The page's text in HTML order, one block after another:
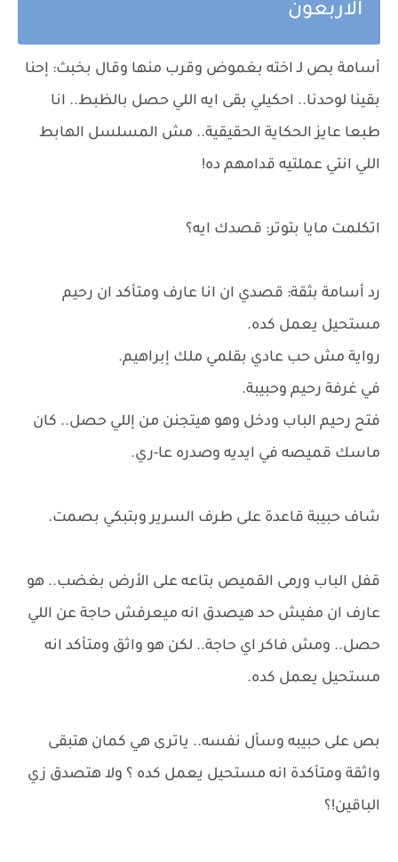
الاربعون
أسامة بص لـ اخته بغموض وقرب منها وقال بخبث: إحنا
بقينا لوحدنا.. احكيلي بقى ايه اللي حصل بالظبط.. انا
طبعا عايز الحكاية الحقيقية.. مش المسلسل الهابط
اللي انتي عملتيه قدامهم ده!
اتكلمت مايا بتوتر: قصدك ايه؟
رد أسامة بثقة: قصدي ان انا عارف ومتأكد ان رحيم
مستحيل يعمل كده.
رواية مش حب عادي بقلمي ملك إبراهيم.
في غرفة رحيم وحبيبة.
فتح رحيم الباب ودخل وهو هيتجنن من إللي حصل.. كان
ماسك قميصه في ايديه وصدره عا-ري.
شاف حبيبة قاعدة على طرف السرير وبتبكي بصمت.
قفل الباب ورمى القميص بتاعه على الأرض بغضب.. هو
عارف ان مفيش حد هيصدق انه ميعرفش حاجة عن اللي
حصل.. ومش فاكر اي حاجة.. لكن هو واثق ومتأكد انه
مستحيل يعمل كده.
بص على حبيبه وسأل نفسه.. ياترى هي كمان هتبقى
واثقة ومتأكدة انه مستحيل يعمل كده ؟ ولا هتصدق زي
الباقين!؟